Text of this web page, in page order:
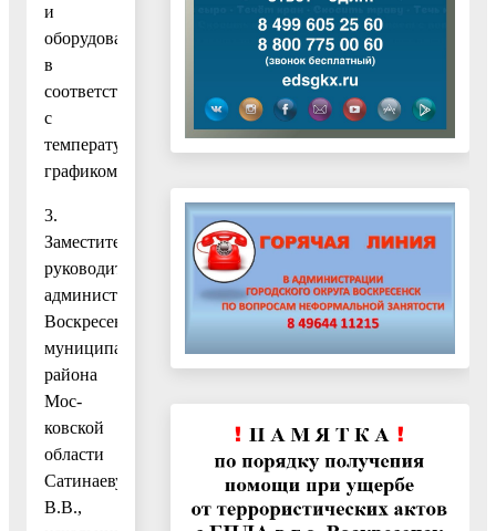
и
оборудования
в
соответствии
с
температурным
графиком.
3.
Заместителю
руководителя
администрации
Воскресенского
муниципального
района
Мос-
ковской
области
Сатинаеву
В.В.,